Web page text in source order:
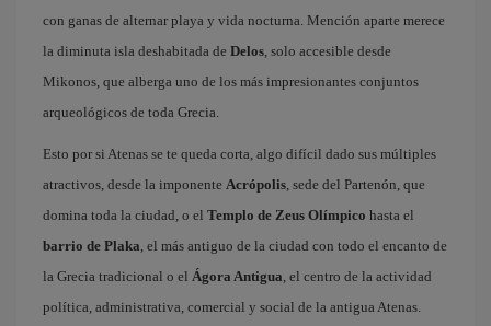
con ganas de alternar playa y vida nocturna. Mención aparte merece
la diminuta isla deshabitada de Delos, solo accesible desde
Mikonos, que alberga uno de los más impresionantes conjuntos
arqueológicos de toda Grecia.
Esto por si Atenas se te queda corta, algo difícil dado sus múltiples
atractivos, desde la imponente Acrópolis, sede del Partenón, que
domina toda la ciudad, o el Templo de Zeus Olímpico hasta el
barrio de Plaka, el más antiguo de la ciudad con todo el encanto de
la Grecia tradicional o el Ágora Antigua, el centro de la actividad
política, administrativa, comercial y social de la antigua Atenas.